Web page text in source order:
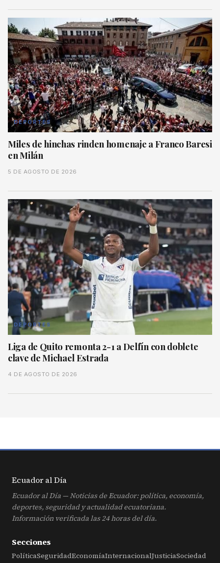
DEPORTES
Miles de hinchas rinden homenaje a Franco Baresi
en Milán
5 DE AGOSTO DE 2026
DEPORTES
Liga de Quito remonta 2-1 a Delfín con doblete
clave de Michael Estrada
4 DE AGOSTO DE 2026
Ecuador alDía
Ecuador al Día — Noticias de Ecuador: política, economía,
deportes, seguridad y actualidad ecuatoriana.
Información verificada las 24 horas del día.
Secciones
PolíticaSeguridadEconomíaInternacionalJusticiaSociedad